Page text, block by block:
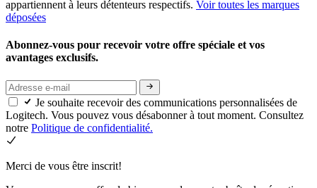
appartiennent à leurs détenteurs respectifs. Voir toutes les marques
déposées
Abonnez-vous pour recevoir votre offre spéciale et vos
avantages exclusifs.
Je souhaite recevoir des communications personnalisées de
Logitech. Vous pouvez vous désabonner à tout moment. Consultez
notre Politique de confidentialité.
Merci de vous être inscrit!